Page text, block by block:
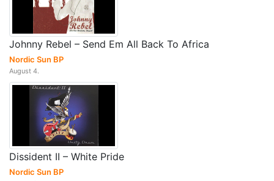
Johnny Rebel – Send Em All Back To Africa
Nordic Sun BP
August 4.
Dissident II – White Pride
Nordic Sun BP